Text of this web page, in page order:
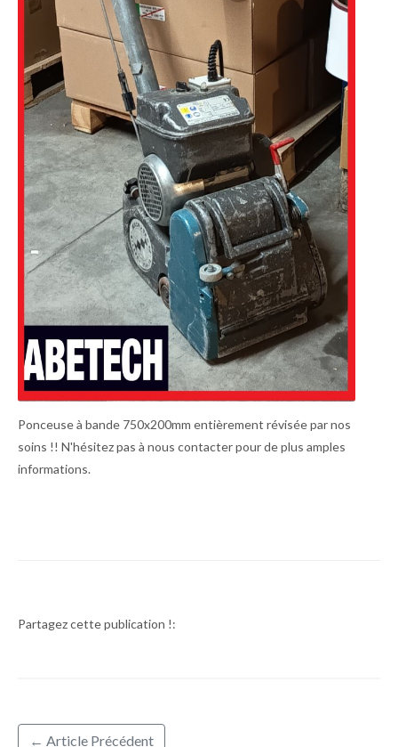
Ponceuse à bande 750x200mm entièrement révisée par nos
soins !! N'hésitez pas à nous contacter pour de plus amples
informations.
Partagez cette publication !:
← Article Précédent